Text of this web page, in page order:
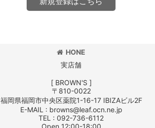
HONE
実店舗
[ BROWN'S ]
〒810-0022
福岡県福岡市中央区薬院1-16-17 IBIZAビル2F
E-MAIL : browns@leaf.ocn.ne.jp
TEL : 092-736-6112
Open 12:00-18:00